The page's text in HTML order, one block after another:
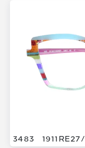
3483 1911RE27/